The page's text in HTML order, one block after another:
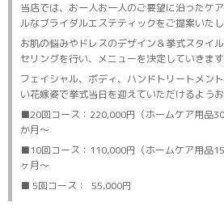
当店では、お一人お一人のご要望に沿ったケ
ルなブライダルエステティックをご提案いたし
お肌の悩みやドレスのデザイン＆挙式スタイ
セリングを行い、メニューを決定していきます
フェイシャル、ボディ、ハンドトリートメン
い花嫁姿で挙式当日を迎えていただけるよう
■20回コース：220,000円（ホームケア用品
か月～
■10回コース：110,000円（ホームケア用品
ヶ月～
■ 5回コース： 55,000円 ※挙